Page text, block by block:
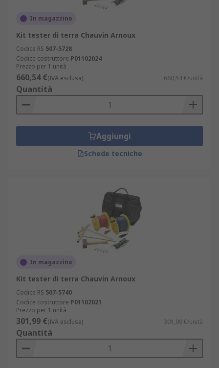
In magazzino
Kit tester di terra Chauvin Arnoux
Codice RS 507-5728
Codice costruttore P01102024
Prezzo per 1 unità
660,54 €(IVA esclusa) 660,54 €/unità
Quantità
Aggiungi
Schede tecniche
In magazzino
Kit tester di terra Chauvin Arnoux
Codice RS 507-5740
Codice costruttore P01102021
Prezzo per 1 unità
301,99 €(IVA esclusa) 301,99 €/unità
Quantità